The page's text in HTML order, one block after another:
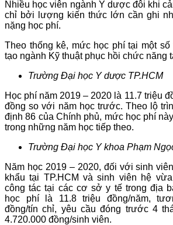
Nhiều học viên ngành Y dược đôi khi
chỉ bởi lượng kiến thức lớn cần ghi
nặng học phí.
Theo thống kê, mức học phí tại một
tạo ngành Kỹ thuật phục hồi chức năng
Trường Đại học Y dược TP.HCM
Học phí năm 2019 – 2020 là 11.7 triệu
đồng so với năm học trước. Theo lộ
định 86 của Chính phủ, mức học phí
trong những năm học tiếp theo.
Trường Đại học Y khoa Phạm
Năm học 2019 – 2020, đối với sinh
khẩu tại TP.HCM và sinh viên hệ
công tác tại các cơ sở y tế trong địa
học phí là 11.8 triệu đồng/năm,
đồng/tín chỉ, yêu cầu đóng trước 4
4.720.000 đồng/sinh viên.